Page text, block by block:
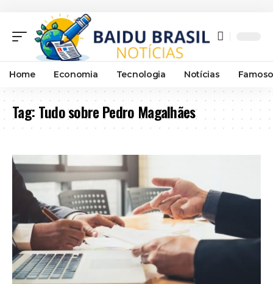
Home Economia Tecnologia Notícias
Tag:Tudo sobre Pedro Magalhães